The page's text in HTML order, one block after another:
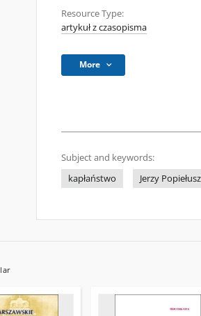
Resource Type:
artykuł z czasopisma
More
Subject and keywords:
kapłaństwo
Jerzy